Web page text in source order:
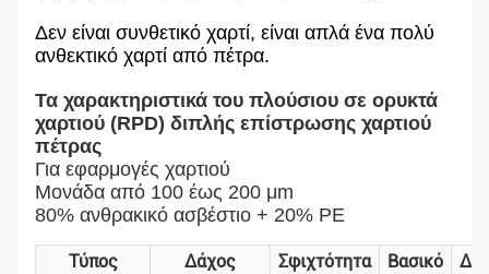
Δεν είναι συνθετικό χαρτί, είναι απλά ένα πολύ
ανθεκτικό χαρτί από πέτρα.
Τα χαρακτηριστικά του πλούσιου σε ορυκτά
χαρτιού (RPD) διπλής επίστρωσης χαρτιού
πέτρας
Για εφαρμογές χαρτιού
Μονάδα από 100 έως 200 μm
80% ανθρακικό ασβέστιο + 20% PE
Τύπος Δάχος Σφιχτότητα
Βασικό